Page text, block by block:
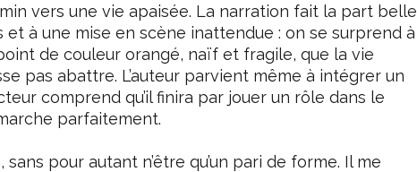
vers une vie apaisée. La narration fait la part belle
à une mise en scène inattendue : on se surprend à
de couleur orangé, naïf et fragile, que la vie
pas abattre. L’auteur parvient même à intégrer un
comprend qu’il finira par jouer un rôle dans le
parfaitement.
pour autant n’être qu’un pari de forme. Il me